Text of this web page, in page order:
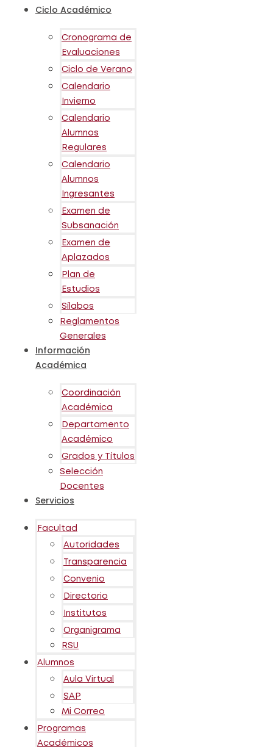
Ciclo Académico
Cronograma de
Evaluaciones
Ciclo de Verano
Calendario
Invierno
Calendario
Alumnos
Regulares
Calendario
Alumnos
Ingresantes
Examen de
Subsanación
Examen de
Aplazados
Plan de
Estudios
Sílabos
Reglamentos
Generales
Información
Académica
Coordinación
Académica
Departamento
Académico
Grados y Títulos
Selección
Docentes
Servicios
Facultad
Autoridades
Transparencia
Convenio
Directorio
Institutos
Organigrama
RSU
Alumnos
Aula Virtual
SAP
Mi Correo
Programas
Académicos